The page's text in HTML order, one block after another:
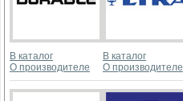
В каталог
О производителе
В каталог
О производителе